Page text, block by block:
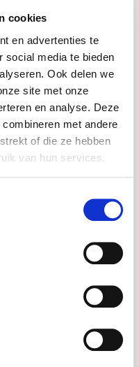
cookies
en advertenties te
social media te bieden
Ook delen we
site met onze
en analyse. Deze
met andere
of die ze hebben
van hun services.
POTTEN / SC-7076
BLACK
BEKIJK PRODUCT